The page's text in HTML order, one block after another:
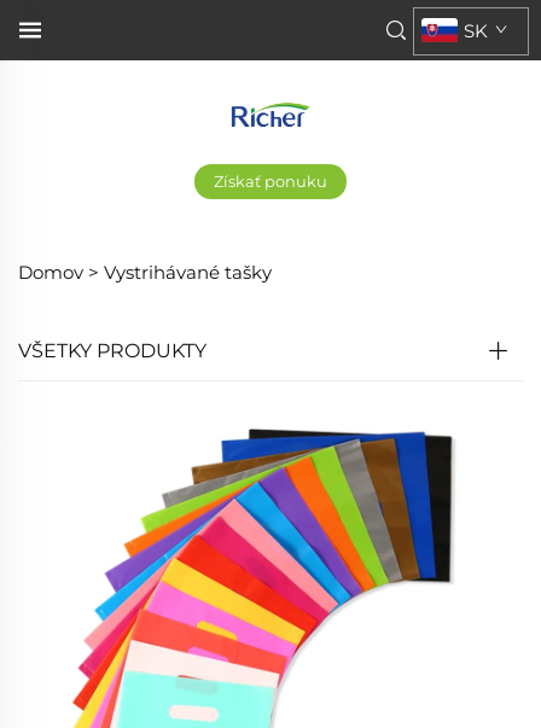
Získať ponuku
SK
Domov > Vystrihávané tašky
VŠETKY PRODUKTY